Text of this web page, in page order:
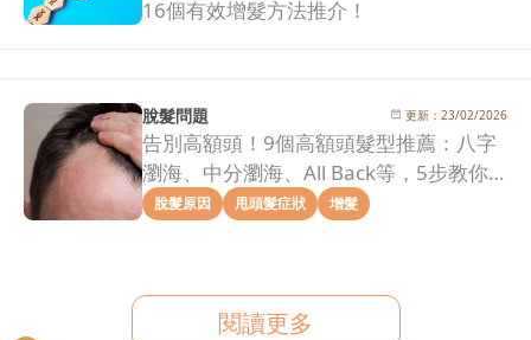
16個有效增髮方法推介！
脫髮問題 更新： 23/02/2026
告別高額頭！9個高額頭髮型推薦：八字
瀏海、中分瀏海、All Back等，5步教你
拯救髮際線危機！
脫髮原因 甩頭髮症狀 增髮
閱讀更多